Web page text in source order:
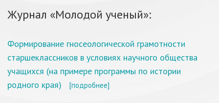
Журнал «Молодой ученый»:
Формирование гносеологической грамотности
старшеклассников в условиях научного общества
учащихся (на примере программы по истории
родного края)
[подробнее]